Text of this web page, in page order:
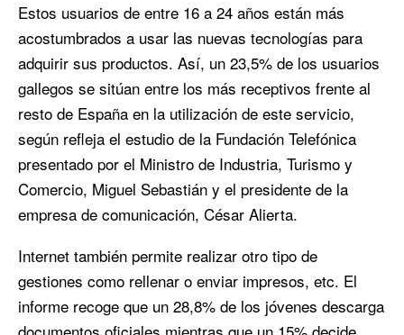
Estos usuarios de entre 16 a 24 años están más
acostumbrados a usar las nuevas tecnologías para
adquirir sus productos. Así, un 23,5% de los usuarios
gallegos se sitúan entre los más receptivos frente al
resto de España en la utilización de este servicio,
según refleja el estudio de la Fundación Telefónica
presentado por el Ministro de Industria, Turismo y
Comercio, Miguel Sebastián y el presidente de la
empresa de comunicación, César Alierta.
Internet también permite realizar otro tipo de
gestiones como rellenar o enviar impresos, etc. El
informe recoge que un 28,8% de los jóvenes descarga